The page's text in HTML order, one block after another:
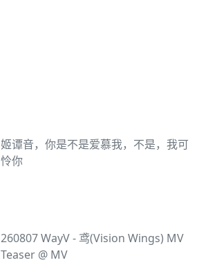
姬谭音，你是不是爱慕我，不是，我可
怜你
260807 WayV - 鸢(Vision Wings) MV
Teaser @ MV